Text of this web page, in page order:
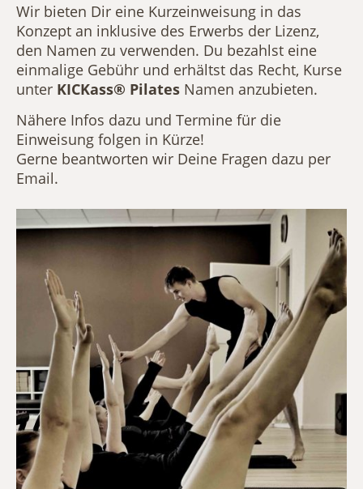
Wir bieten Dir eine Kurzeinweisung in das
Konzept an inklusive des Erwerbs der Lizenz,
den Namen zu verwenden. Du bezahlst eine
einmalige Gebühr und erhältst das Recht, Kurse
unter KICKass® Pilates Namen anzubieten.
Nähere Infos dazu und Termine für die
Einweisung folgen in Kürze!
Gerne beantworten wir Deine Fragen dazu per
Email.